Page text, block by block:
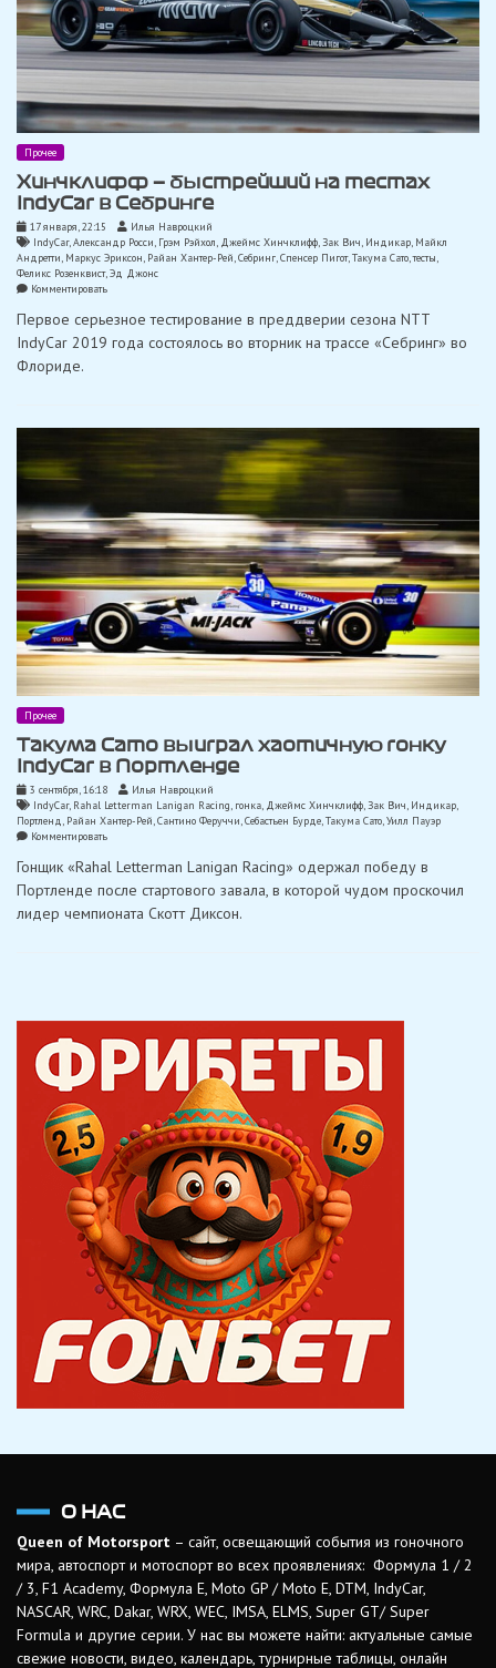
Прочее
Хинчклифф — быстрейший на тестах
IndyCar в Себринге
17 января, 22:15
Илья Навроцкий
IndyCar,Александр Росси, Грэм Рэйхол, Джеймс Хинчклифф,Зак Вич, Индикар, Майкл
Андретти, Маркус Эриксон, Райан Хантер-Рей,Себринг,Спенсер Пигот,Такума Сато,тесты
Феликс Розенквист,Эд Джонс
Комментироватьon
—
на
Первое серьезное тестирование в преддверии сезона NTT
IndyCar 2019 года состоялось во вторник на трассе «Себринг» во
Флориде.
Прочее
Такума Сато выиграл хаотичную гонку
IndyCar в Портленде
3 сентября, 16:18
Илья Навроцкий
IndyCar, Rahal Letterman Lanigan Racing, гонка, Джеймс Хинчклифф,Зак Вич, Индикар
Портленд, Райан Хантер-Рей,Сантино Феруччи,Себастьен Бурде,Такума Сато,Уилл Пауэр
Комментироватьon
Сато
хаотичную
гонку
Гонщик «Rahal Letterman Lanigan Racing» одержал победу в
Портленде после стартового завала, в которой чудом проскочил
лидер чемпионата Скотт Диксон.
О НАС
Queen of Motorsport – сайт, освещающий события из гоночного
мира, автоспорт и мотоспорт во всех проявлениях: Формула 1 / 2
/ 3, F1 Academy, Формула Е, Moto GP / Moto E, DTM, IndyCar,
NASCAR, WRC, Dakar, WRX, WEC, IMSA, ELMS, Super GT/ Super
Formula и другие серии. У нас вы можете найти: актуальные самые
свежие новости, видео, календарь, турнирные таблицы, онлайн